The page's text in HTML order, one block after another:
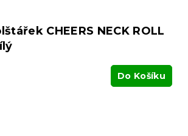
CHEERS NECK ROLL
Do Košíku